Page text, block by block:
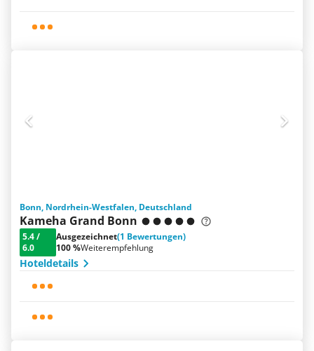
Bonn, Nordrhein-Westfalen, Deutschland
Kameha Grand Bonn
5.4/
6.0
Ausgezeichnet(1 Bewertungen)
100 %Weiterempfehlung
Hoteldetails